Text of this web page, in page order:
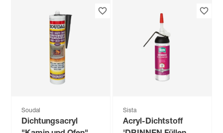
Soudal
Dichtungsacryl
Sista
Acryl-Dichtstoff